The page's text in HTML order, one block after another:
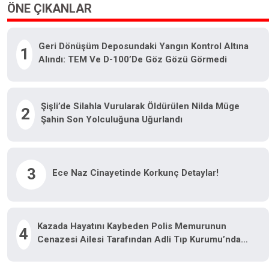
ÖNE ÇIKANLAR
1
Geri Dönüşüm Deposundaki Yangın Kontrol Altına
Alındı: TEM Ve D-100’de Göz Gözü Görmedi
2
Şişli’de Silahla Vurularak Öldürülen Nilda Müge
Şahin Son Yolculuğuna Uğurlandı
3 Ece Naz Cinayetinde Korkunç Detaylar!
4
Kazada Hayatını Kaybeden Polis Memurunun
Cenazesi Ailesi Tarafından Adli Tıp Kurumu’ndan